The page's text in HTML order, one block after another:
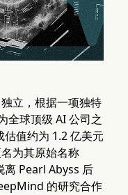
立，根据一项独特
全球顶级 AI 公司之
值约为 1.2 亿美元
为其原始名称
Pearl Abyss 后
的研究合作